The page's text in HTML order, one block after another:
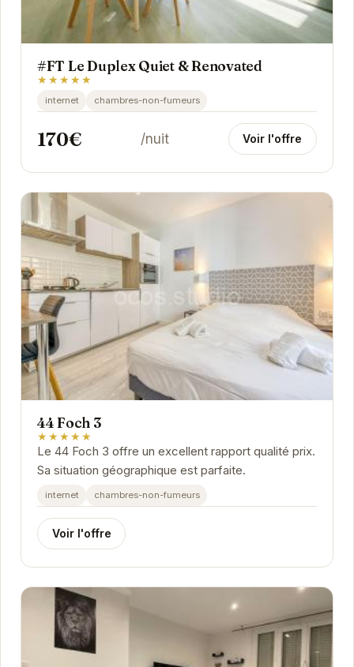
#FT Le Duplex Quiet & Renovated
★★★★★
internet chambres-non-fumeurs
170€ /nuit Voir l'offre
44 Foch 3
★★★★★
Le 44 Foch 3 offre un excellent rapport qualité prix.
Sa situation géographique est parfaite.
internet chambres-non-fumeurs
Voir l'offre